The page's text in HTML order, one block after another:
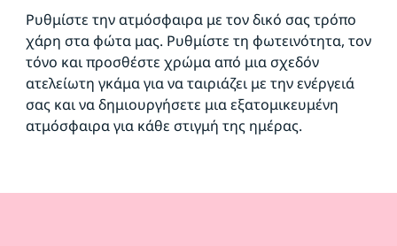
Ρυθμίστε την ατμόσφαιρα με τον δικό σας τρόπο
χάρη στα φώτα μας. Ρυθμίστε τη φωτεινότητα, τον
τόνο και προσθέστε χρώμα από μια σχεδόν
ατελείωτη γκάμα για να ταιριάζει με την ενέργειά
σας και να δημιουργήσετε μια εξατομικευμένη
ατμόσφαιρα για κάθε στιγμή της ημέρας.